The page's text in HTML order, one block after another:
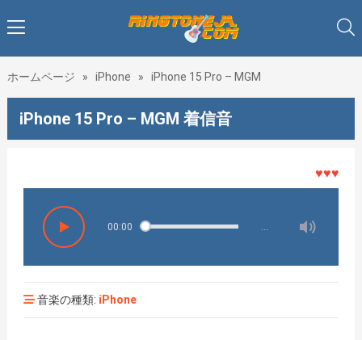
ホームページ » iPhone » iPhone 15 Pro – MGM
iPhone 15 Pro – MGM 着信音
♥♥♥着メ
00:00
音楽の種類: iPhone